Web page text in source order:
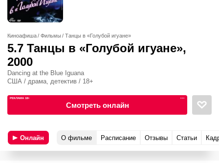
Киноафиша Фильмы Танцы в «Голубой игуане»
5.7 Танцы в «Голубой игуане»,
2000
Dancing at the Blue Iguana
США / драма, детектив / 18+
РЕКЛАМА 18+ •••
Смотреть онлайн
Онлайн О фильме Расписание Отзывы Статьи